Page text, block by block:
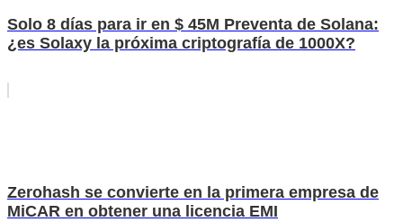
Solo 8 días para ir en $ 45M Preventa de Solana:
¿es Solaxy la próxima criptografía de 1000X?
Zerohash se convierte en la primera empresa de
MiCAR en obtener una licencia EMI